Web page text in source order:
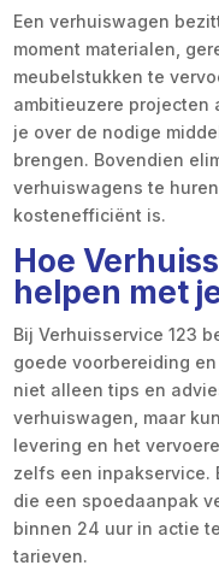
Een verhuiswagen
moment materialen,
meubelstukken te
ambitieuzere projecten
je over de nodige
brengen. Bovendien
verhuiswagens te
kostenefficiënt is.
Hoe
helpen met
Bij Verhuisservice 123
goede voorbereiding
niet alleen tips en
verhuiswagen, maar
levering en het
zelfs een inpakservice.
die een spoedaanpak
binnen 24 uur in actie
tarieven.